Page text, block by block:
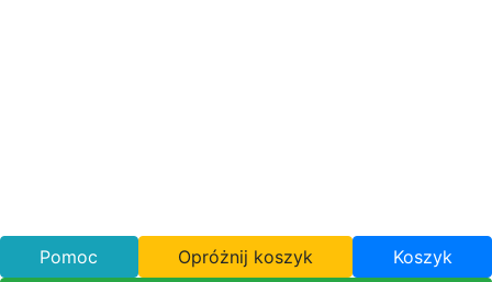
Pomoc Opróżnij koszyk Koszyk